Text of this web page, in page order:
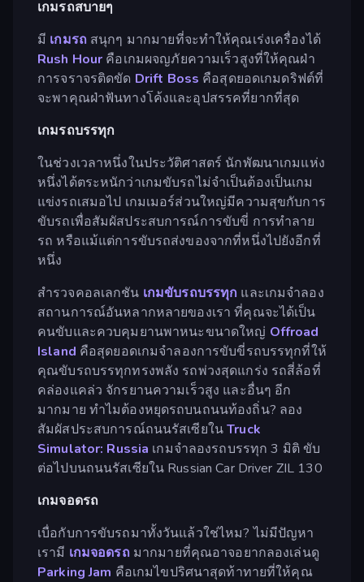
เกมรถสบายๆ
มี เกมรถสนุกๆ มากมายที่จะทำให้คุณเร่งเครื่องได้
Rush Hour คือเกมผจญภัยความเร็วสูงที่ให้คุณฝ่า
การจราจรติดขัด Drift Boss คือสุดยอดเกมดริฟต์ที่
จะพาคุณฝ่าฟันทางโค้งและอุปสรรคที่ยากที่สุด
เกมรถบรรทุก
ในช่วงเวลาหนึ่งในประวัติศาสตร์ นักพัฒนาเกมแห่ง
หนึ่งได้ตระหนักว่าเกมขับรถไม่จำเป็นต้องเป็นเกม
แข่งรถเสมอไป เกมเมอร์ส่วนใหญ่มีความสุขกับการ
ขับรถเพื่อสัมผัสประสบการณ์การขับขี่ การทำลาย
รถ หรือแม้แต่การขับรถส่งของจากที่หนึ่งไปยังอีกที่
หนึ่ง
สำรวจคอลเลกชัน เกมขับรถบรรทุก และเกมจำลอง
สถานการณ์อันหลากหลายของเรา ที่คุณจะได้เป็น
คนขับและควบคุมยานพาหนะขนาดใหญ่ Offroad
Island คือสุดยอดเกมจำลองการขับขี่รถบรรทุกที่ให้
คุณขับรถบรรทุกทรงพลัง รถพ่วงสุดแกร่ง รถสี่ล้อที่
คล่องแคล่ว จักรยานความเร็วสูง และอื่นๆ อีก
มากมาย ทำไมต้องหยุดรถบนถนนท้องถิ่น? ลอง
สัมผัสประสบการณ์ถนนรัสเซียในTruck
Simulator: Russia เกมจำลองรถบรรทุก 3 มิติ ขับ
ต่อไปบนถนนรัสเซียใน Russian Car Driver ZIL 130
เกมจอดรถ
เบื่อกับการขับรถมาทั้งวันแล้วใช่ไหม? ไม่มีปัญหา
เรามี เกมจอดรถมากมายที่คุณอาจอยากลองเล่นดู
Parking Jam คือเกมไขปริศนาสุดท้าทายที่ให้คุณ